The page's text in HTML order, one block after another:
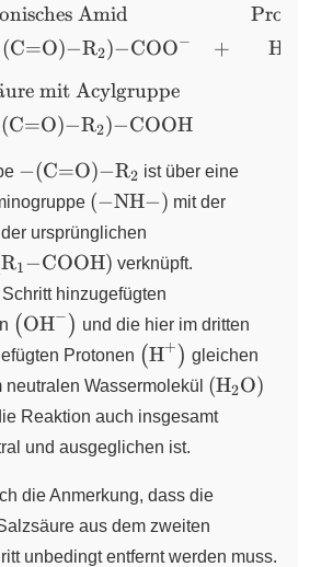
R2)-
+ &
&
R2)-
+ &
&
Amid
(C=O)−RX
2)−COOX
−
ure mit Acylgruppe
(C=O)−RX
2)−COOH
+
Proton
H
\ce{-(C=O)-R2}
−(C=O)−RX
2 ist über eine
\left( \ce{-NH-} \right)
(−NH−) mit der
ursprünglichen
\ce{R1-COOH} \right)
RX
1−COOH) verknüpft.
hinzugefügten
\left( \ce{OH-} \right)
(OH X
− ) und die hier im dritten
Protonen \left( \ce{H+}
(H X
+ ) gleichen
neutralen Wassermolekül \left(
(HX
2O)
Reaktion auch insgesamt
und ausgeglichen ist.
die Anmerkung, dass die
aus dem zweiten
unbedingt entfernt werden muss.